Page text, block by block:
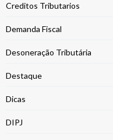
Creditos Tributarios
Demanda Fiscal
Desoneração Tributária
Destaque
Dicas
DIPJ